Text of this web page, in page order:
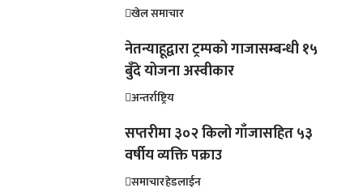
खेल समाचार
नेतन्याहूद्वारा ट्रम्पको गाजासम्बन्धी १५
बुँदे योजना अस्वीकार
अन्तर्राष्ट्रिय
सप्तरीमा ३०२ किलो गाँजासहित ५३
वर्षीय व्यक्ति पक्राउ
समाचारहेडलाईन